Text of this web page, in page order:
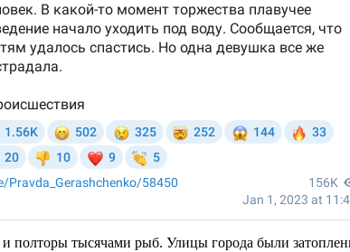
и полторы тысячами рыб. Улицы города были